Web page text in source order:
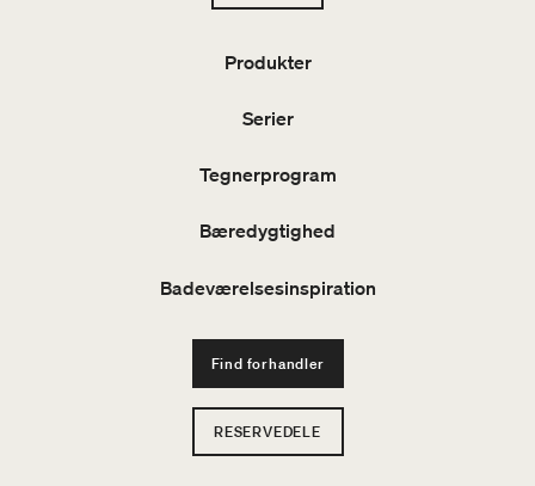
Produkter
Serier
Tegnerprogram
Bæredygtighed
Badeværelsesinspiration
Find forhandler
RESERVEDELE